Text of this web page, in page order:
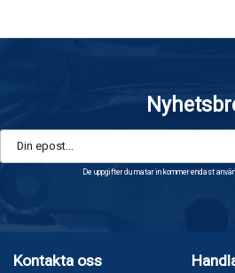
De uppgifter du matar in kommer endast
Kontakta oss